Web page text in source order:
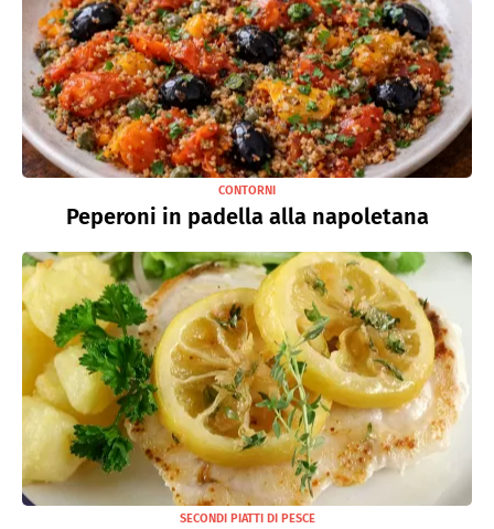
CONTORNI
Peperoni in padella alla napoletana
SECONDI PIATTI DI PESCE